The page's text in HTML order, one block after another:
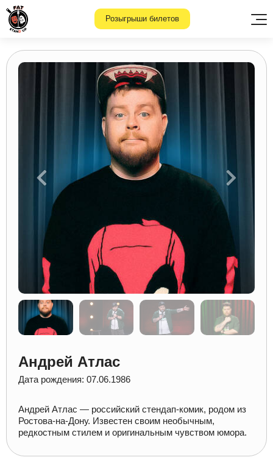
Розыгрыши билетов
Андрей Атлас
Дата рождения: 07.06.1986
Андрей Атлас — российский стендап-комик, родом из
Ростова-на-Дону. Известен своим необычным,
редкостным стилем и оригинальным чувством юмора.